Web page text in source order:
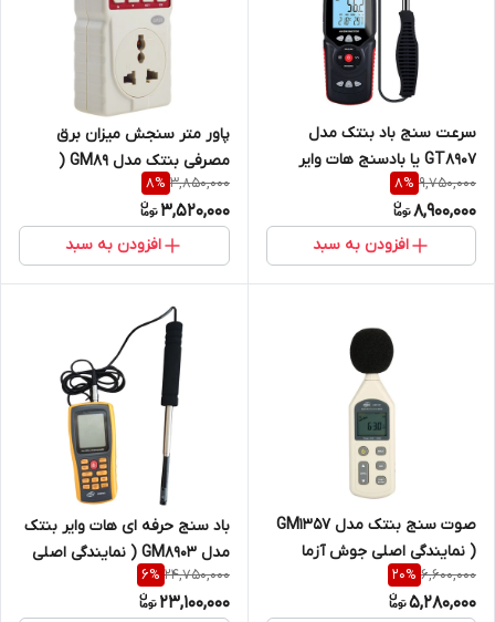
سرعت سنج باد بنتک مدل
GT8907 یا بادسنج هات وایر
9,750,000
8%
8,900,000
افزودن به سبد
پاور متر سنجش میزان برق
مصرفی بنتک مدل GM89 (
نمایندگی اصلی)
3,850,000
8%
3,520,000
افزودن به سبد
صوت سنج بنتک مدل GM1357
( نمایندگی اصلی جوش آزما
تجهیز )
6,600,000
20%
5,280,000
باد سنج حرفه ای هات وایر بنتک
مدل GM8903 ( نمایندگی اصلی
جوش آزما تجهیز)
24,750,000
6%
23,100,000